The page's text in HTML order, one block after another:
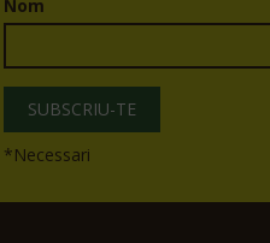
Nom
*Necessari